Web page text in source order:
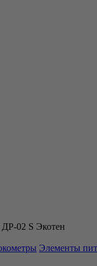
02 S Экотен
Элементы